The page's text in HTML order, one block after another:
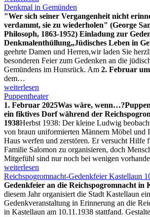
Denkmal in Gemünden
"Wer sich seiner Vergangenheit nicht
verdammt, sie zu wiederholen" (George
Philosoph, 1863-1952) Einladung zur
Denkmalenthüllung„Jüdisches Leben in
geehrte Damen und Herren,wir laden Sie
besonderen Feier zum Gedenken an die
Gemündens im Hunsrück. Am 2. Februar
dem…
weiterlesen
Puppentheater
1. Februar 2025Was wäre, wenn…?
ein fiktives Dorf während der
1938Herbst 1938: Der kleine Ludwig
von braun uniformierten Männern Möbel und
Haus werfen und zerstören. Er versucht Hilfe
Familie Salomon zu organisieren, doch
Mitgefühl sind nur noch bei wenigen
weiterlesen
Reichspogromnacht-Gedenkfeier Kastellaun
Gedenkfeier an die Reichspogromnacht in
diesem Jahr organisiert die Stadt Kastellaun
Gedenkveranstaltung in Erinnerung an die
in Kastellaun am 10.11.1938 stattfand.